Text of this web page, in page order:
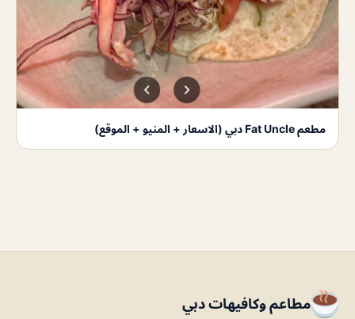
مطعم Fat Uncle دبي (الاسعار + المنيو + الموقع)
مطاعم وكافيهات دبي